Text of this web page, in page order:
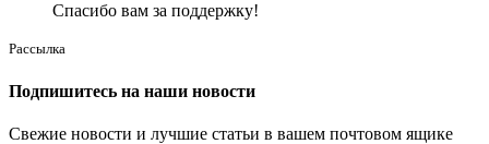
Спасибо вам за поддержку!
Рассылка
Подпишитесь на наши новости
Свежие новости и лучшие статьи в вашем почтовом ящике